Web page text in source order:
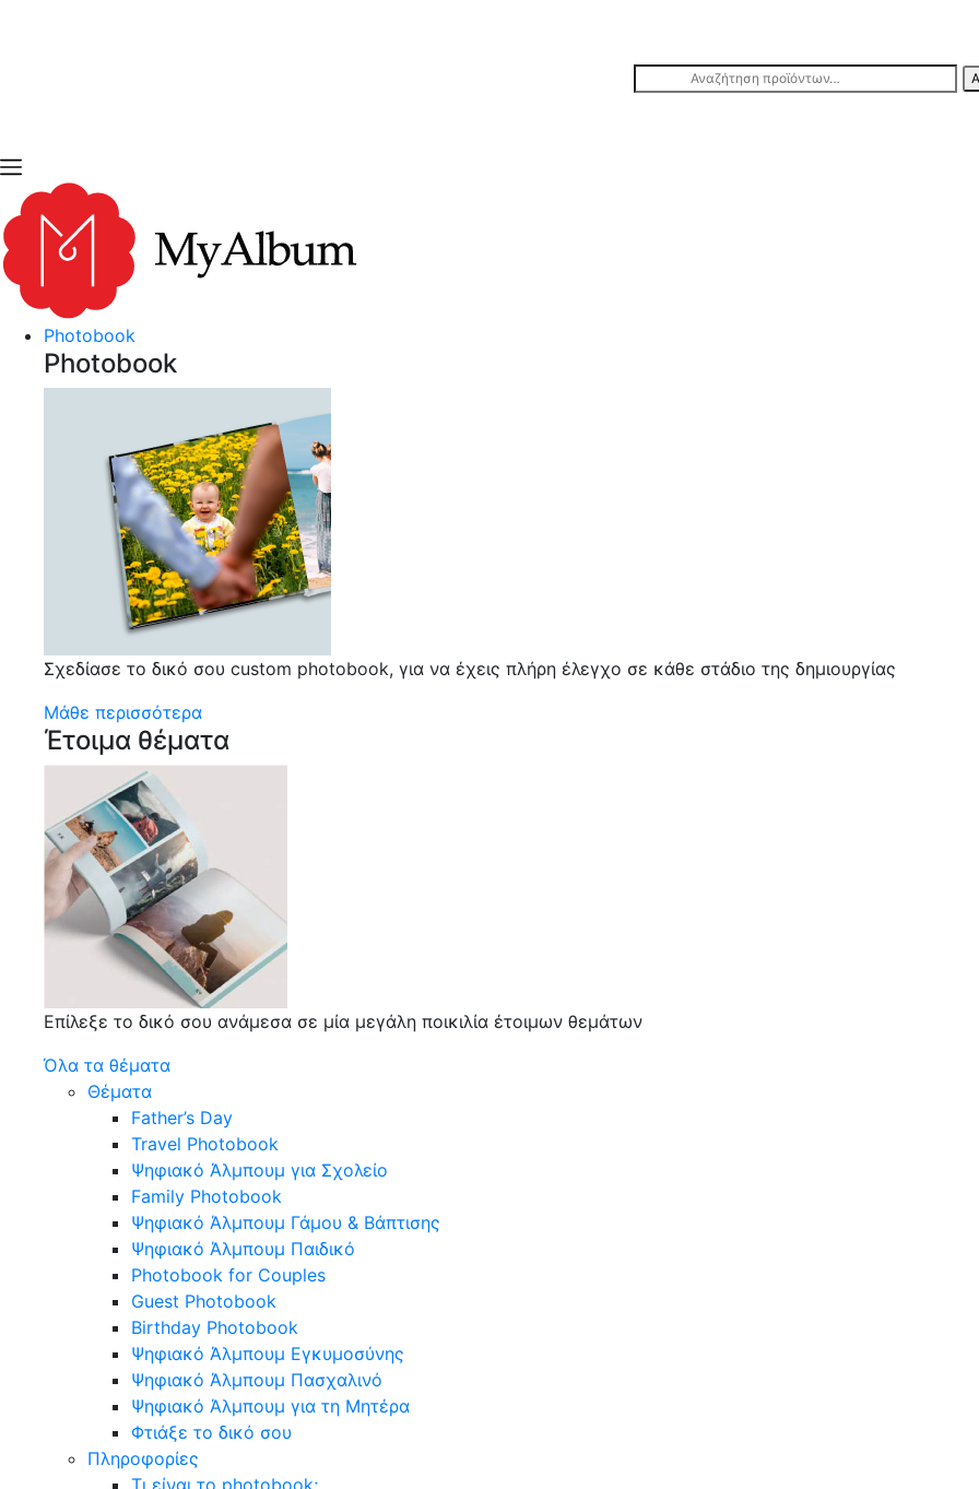
Αναζήτηση
open
myalbum.gr
Print your memories online!
Photobook
Photobook
Σχεδίασε το δικό σου custom photobook, για να έχεις πλήρη έλεγχο σε κάθε στάδιο της δημιουργίας
Μάθε περισσότερα
Έτοιμα θέματα
Επίλεξε το δικό σου ανάμεσα σε μία μεγάλη ποικιλία έτοιμων θεμάτων
Όλα τα θέματα
Θέματα
Father’s Day
Travel Photobook
Ψηφιακό Άλμπουμ για Σχολείο
Family Photobook
Ψηφιακό Άλμπουμ Γάμου & Βάπτισης
Ψηφιακό Άλμπουμ Παιδικό
Photobook for Couples
Guest Photobook
Birthday Photobook
Ψηφιακό Άλμπουμ Εγκυμοσύνης
Ψηφιακό Άλμπουμ Πασχαλινό
Ψηφιακό Άλμπουμ για τη Μητέρα
Φτιάξε το δικό σου
Πληροφορίες
Τι είναι το photobook;